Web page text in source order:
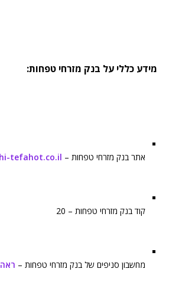
מידע כללי על בנק מזרחי טפחות:
אתר בנק מזרחי טפחות – tefahot.co.il
קוד בנק מזרחי טפחות – 20
מחשבון סניפים של בנק מזרחי טפחות –